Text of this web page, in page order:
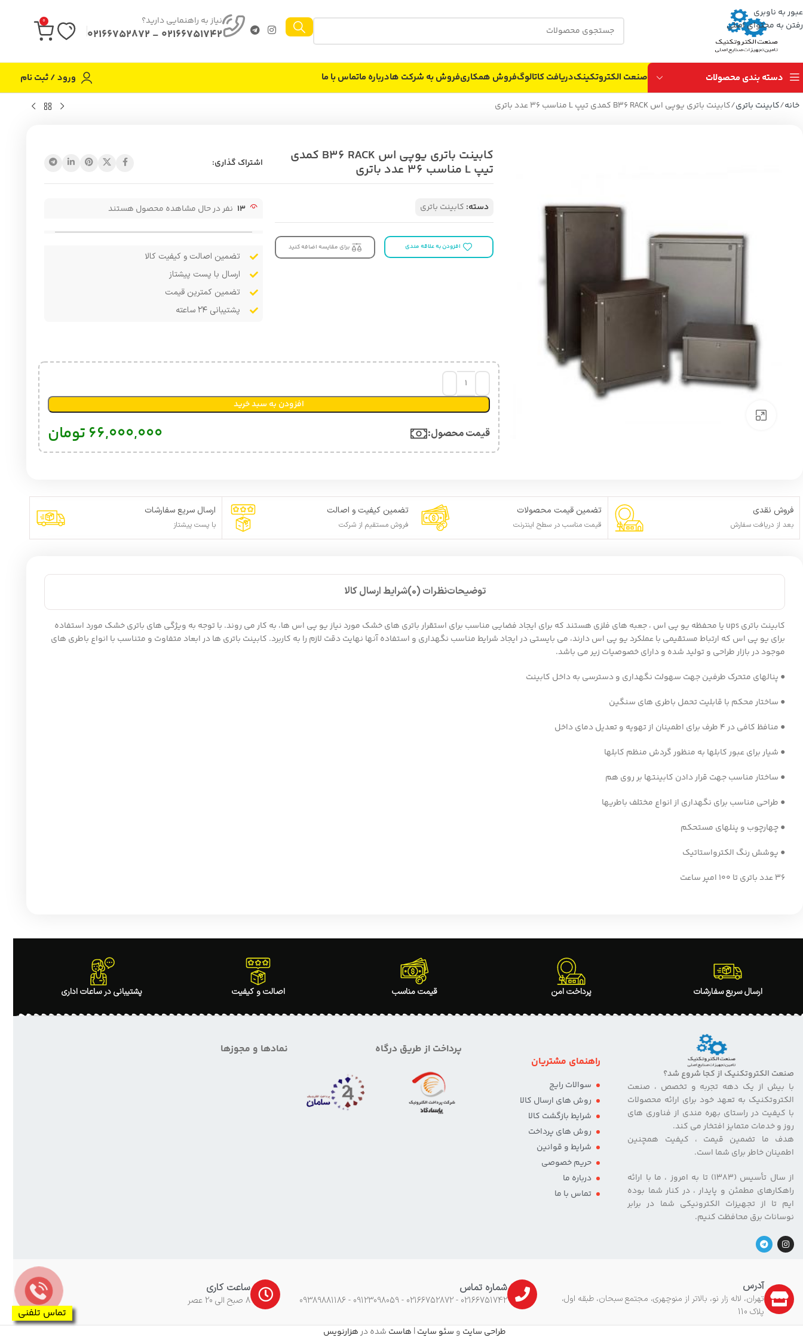
عبور به ناوبری
رفتن به محتوای اصلی
نیاز به راهنمایی دارید؟
02166751742 - 02166752872
0
دسته بندی محصولات صنعت الکتروتکینکدریافت کاتالوگفروش همکاریفروش به شركت هادرباره ماتماس با ما ورود / ثبت نام
خانه کابینت باتری کابینت باتری یوپی اس B36 RACK کمدی تیپ L مناسب 36 عدد باتری
کابینت باتری یوپی اس B36 RACK کمدی
تیپ L مناسب 36 عدد باتری اشتراک گذاری:
دسته: کابینت باتری
افزودن به علاقه مندی برای مقایسه اضافه کنید
13 نفر در حال مشاهده محصول هستند
تضمین اصالت و کیفیت کالا
ارسال با پست پیشتاز
تضمین کمترین قیمت
پشتیبانی ۲۴ ساعته
افزودن به سبد خرید
قیمت محصول:​ 66,000,000 تومان
فروش نقدی
بعد از دریافت سفارش
تضمین قیمت محصولات
قیمت مناسب در سطح اینترنت
تضمین کیفیت و اصالت
فروش مستقیم از شرکت
ارسال سریع سفارشات
با پست پیشتاز
توضیحاتنظرات (0) شرایط ارسال کالا
کابینت باتری ups یا محفظه یو پی اس ، جعبه های فلزی هستند که برای ایجاد فضایی مناسب برای استقرار باتری های خشک مورد نیاز یو پی اس ها، به کار می روند. با توجه به ویژگی های باتری خشک مورد استفاده
برای یو پی اس که ارتباط مستقیمی با عملکرد یو پی اس دارند، می بایستی در ایجاد شرایط مناسب نگهداری و استفاده آنها نهایت دقت لازم را به کاربرد. کابینت باتری ها در ابعاد متفاوت و متناسب با انواع باطری های
موجود در بازار طراحی و تولید شده و دارای خصوصیات زیر می باشد.
● پنالهای متحرک طرفین جهت سهولت نگهداری و دسترسی به داخل کابینت
● ساختار محکم با قابلیت تحمل باطری های سنگین
● منافظ کافی در ۴ طرف برای اطمینان از تهویه و تعدیل دمای داخل
● شیار برای عبور کابلها به منظور گردش منظم کابلها
● ساختار مناسب جهت قرار دادن کابینتها بر روی هم
● طراحی مناسب برای نگهداری از انواع مختلف باطریها
● چهارچوب و پنلهای مستحکم
● پوشش رنگ الکترواستاتیک
36 عدد باتری تا 100 امپر ساعت
ارسال سریع سفارشات پرداخت امن قیمت مناسب اصالت و کیفیت پشتیبانی در ساعات اداری
صنعت الکتروتکنیک از کجا شروع شد؟
با بیش از یک دهه تجربه و تخصص ، صنعت
الکتروتکنیک به تعهد خود برای ارائه محصولات
با کیفیت در راستای بهره مندی از فناوری های
روز و خدمات متمایز افتخار می کند.
هدف ما تضمین قیمت ، کیفیت همچنین
اطمینان خاطر برای شما است.
از سال تأسیس (۱۳۸۳) تا به امروز ، ما با ارائه
راهکارهای مطمئن و پایدار ، در کنار شما بوده
ایم تا از تجهیزات الکترونیکی شما در برابر
نوسانات برق محافظت کنیم.
راهنمای مشتریان
سوالات رایج
روش های ارسال کالا
شرایط بازگشت کالا
روش های پرداخت
شرایط و قوانین
حریم خصوصی
درباره ما
تماس با ما
پرداخت از طریق درگاه نمادها و مجوزها
آدرس
تهران، لاله زار نو، بالاتر از منوچهری، مجتمع سبحان، طبقه اول،
پلاک 110
شماره تماس
02166751742 - 02166752872 - 09123098059 - 09389881186
ساعت کاری
8 صبح الی 20 عصر
طراحی سایت و سئو سایت| هاست شده درهزارنویس
تماس تلفنی